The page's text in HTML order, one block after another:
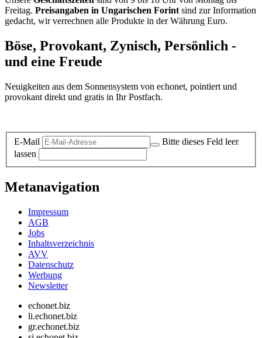
Freitag. Preisangaben in Ungarischen Forint sind zur Information
gedacht, wir verrechnen alle Produkte in der Währung Euro.
Böse, Provokant, Zynisch, Persönlich -
und eine Freude
Neuigkeiten aus dem Sonnensystem von echonet, pointiert und
provokant direkt und gratis in Ihr Postfach.
E-Mail
Bitte dieses Feld leer
lassen
Metanavigation
Impressum
AGB
Jobs
Inhaltsverzeichnis
AVV
Datenschutz
Werbung
Newsletter
echonet.biz
li.echonet.biz
gr.echonet.biz